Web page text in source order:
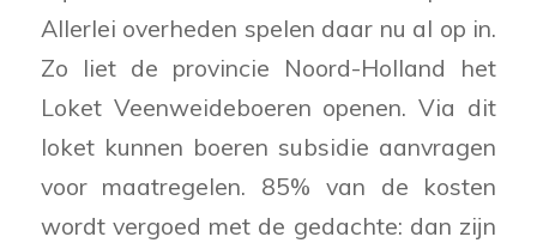
Allerlei overheden spelen daar nu al op in.
Zo liet de provincie Noord-Holland het
Loket Veenweideboeren openen. Via dit
loket kunnen boeren subsidie aanvragen
voor maatregelen. 85% van de kosten
wordt vergoed met de gedachte: dan zijn